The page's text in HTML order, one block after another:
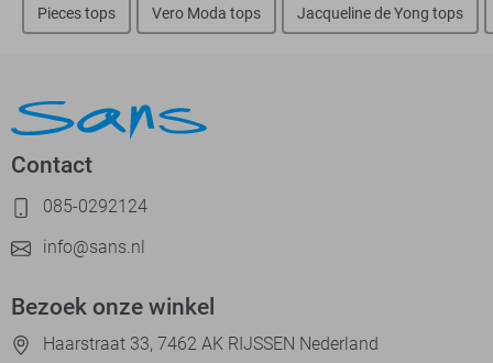
Pieces tops Vero Moda tops Jacqueline de Yong tops
Contact
085-0292124
info@sans.nl
Bezoek onze winkel
Haarstraat 33, 7462 AK RIJSSEN Nederland